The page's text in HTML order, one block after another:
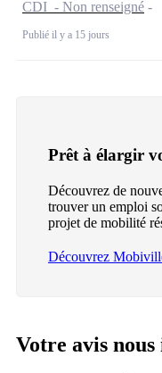
CDI - Non renseigné
Publié il y a 15 jours
Prêt à élargir
Découvrez de
trouver un emploi
projet de mobilité
Découvrez
Votre avis nous